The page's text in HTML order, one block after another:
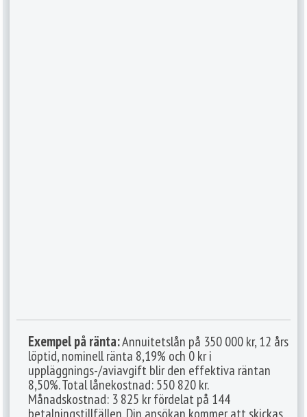
Exempel på ränta:Annuitetslån på 350 000 kr, 12 års
löptid, nominell ränta 8,19% och 0 kr i
uppläggnings-/aviavgift blir den effektiva räntan
8,50%. Total lånekostnad: 550 820 kr.
Månadskostnad: 3 825 kr fördelat på 144
betalningstillfällen. Din ansökan kommer att skickas